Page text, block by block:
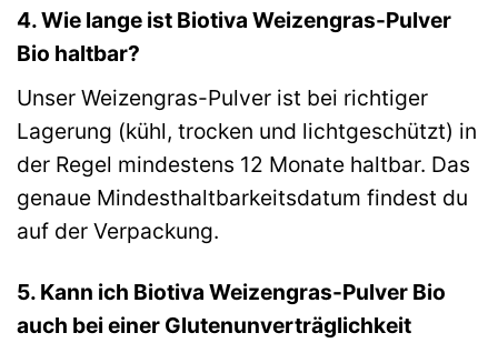
4. Wie lange ist Biotiva Weizengras-Pulver
Bio haltbar?
Unser Weizengras-Pulver ist bei richtiger
Lagerung (kühl, trocken und lichtgeschützt) in
der Regel mindestens 12 Monate haltbar. Das
genaue Mindesthaltbarkeitsdatum findest du
auf der Verpackung.
5. Kann ich Biotiva Weizengras-Pulver Bio
auch bei einer Glutenunverträglichkeit